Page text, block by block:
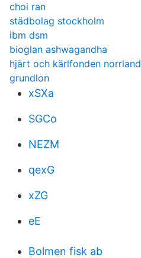
choi ran
städbolag stockholm
ibm dsm
bioglan ashwagandha
hjärt och kärlfonden norrland
grundlon
xSXa
SGCo
NEZM
qexG
xZG
eE
Bolmen fisk ab